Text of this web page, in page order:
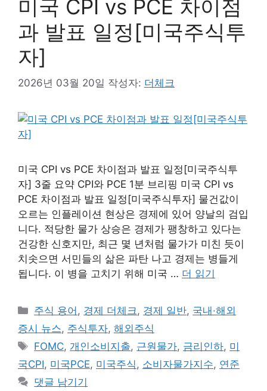
미국 CPI vs PCE 차이점
과 발표 일정[미국주식투
자]
2026년 03월 20일 작성자: 더체크
미국 CPI vs PCE 차이점과 발표 일정[미국주식투
자] 3줄 요약 CPI와 PCE 1분 브리핑 미국 CPI vs
PCE 차이점과 발표 일정[미국주식투자] 물건값이
오르는 인플레이션 현상은 경제에 있어 양날의 검입
니다. 적당한 물가 상승은 경제가 팽창하고 있다는
건강한 신호지만, 최근 몇 년처럼 물가가 미친 듯이
치솟으면 서민들의 삶은 파탄 나고 경제는 병들게
됩니다. 이 병을 고치기 위해 미국 … 더 읽기
카
테
리
주식 용어 , 경제 더체크, 경제 일반, 국내·해외
증시 뉴스, 주식투자, 해외주식
태
그
FOMC, 개인소비지출, 근원물가, 금리인하, 미
국CPI, 미국PCE, 미국주식, 소비자물가지수, 연준
댓글 남기기